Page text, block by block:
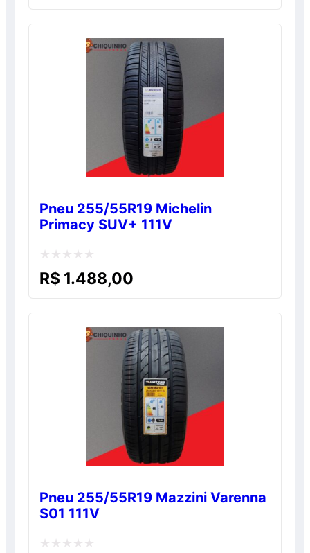
Pneu 255/55R19 Michelin
Primacy SUV+ 111V
Avaliação
R$ 1.488,00
Pneu 255/55R19 Mazzini Varenna
S01 111V